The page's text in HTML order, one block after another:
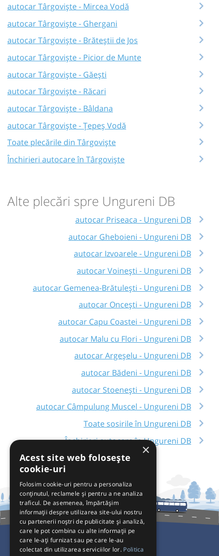
autocar Târgoviște - Mircea Vodă
autocar Târgoviște - Ghergani
autocar Târgoviște - Brăteștii de Jos
autocar Târgoviște - Picior de Munte
autocar Târgoviște - Găești
autocar Târgoviște - Răcari
autocar Târgoviște - Bâldana
autocar Târgoviște - Țepeș Vodă
Toate plecările din Târgoviște
Închirieri autocare în Târgoviște
Alte plecări spre Ungureni DB
autocar Priseaca - Ungureni DB
autocar Gheboieni - Ungureni DB
autocar Izvoarele - Ungureni DB
autocar Voinești - Ungureni DB
autocar Gemenea-Brătulești - Ungureni DB
autocar Oncești - Ungureni DB
autocar Capu Coastei - Ungureni DB
autocar Malu cu Flori - Ungureni DB
autocar Argeșelu - Ungureni DB
autocar Bădeni - Ungureni DB
autocar Stoenești - Ungureni DB
autocar Câmpulung Muscel - Ungureni DB
Toate sosirile în Ungureni DB
Închirieri autocare în Ungureni DB
×
Acest site web folosește
cookie-uri
Folosim cookie-uri pentru a personaliza
conținutul, reclamele și pentru a ne analiza
traficul. De asemenea, împărtășim
informații despre utilizarea site-ului nostru
cu partenerii noștri de publicitate și analiză,
care le pot combina cu alte informații pe
care le-ați furnizat sau pe care le-au
colectat din utilizarea serviciilor lor. Politica